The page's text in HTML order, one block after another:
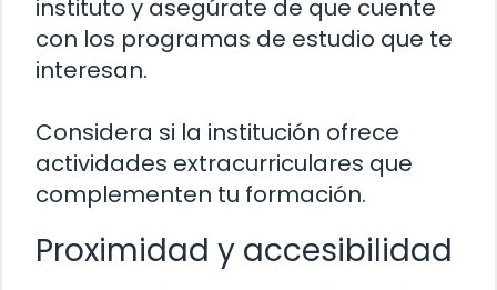
instituto y asegúrate de que cuente
con los programas de estudio que te
interesan.
Considera si la institución ofrece
actividades extracurriculares que
complementen tu formación.
Proximidad y accesibilidad